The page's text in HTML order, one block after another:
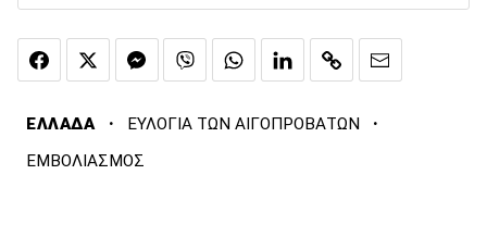
ΕΛΛΑΔΑ · ΕΥΛΟΓΙΑ ΤΩΝ ΑΙΓΟΠΡΟΒΑΤΩΝ ·
ΕΜΒΟΛΙΑΣΜΟΣ